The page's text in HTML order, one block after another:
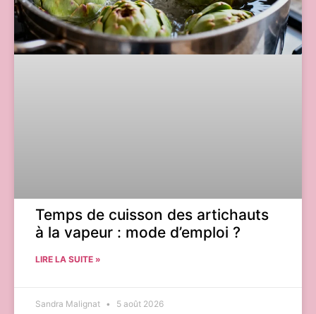
Temps de cuisson des artichauts
à la vapeur : mode d’emploi ?
LIRE LA SUITE »
Sandra Malignat 5 août 2026